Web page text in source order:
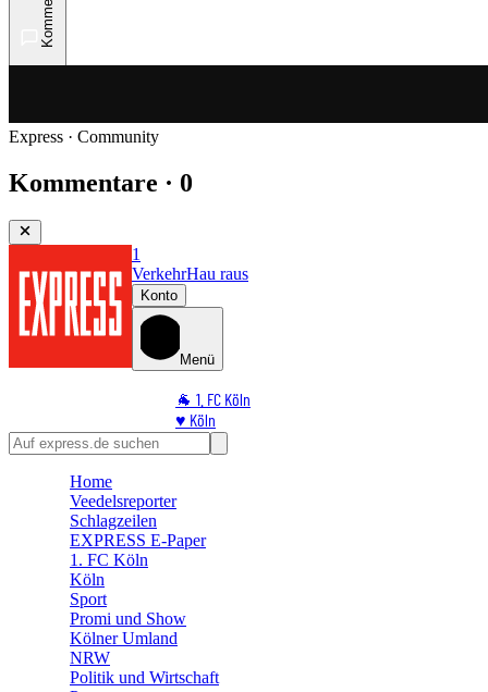
Express · Community
Kommentare · 0
1
VerkehrHau raus
Konto
Menü
🐐 1. FC Köln
♥️ Köln
⭐ Promi
🛒 Shoppingwelt
Home
Veedelsreporter
Schlagzeilen
EXPRESS E-Paper
1. FC Köln
Köln
Sport
Promi und Show
Kölner Umland
NRW
Politik und Wirtschaft